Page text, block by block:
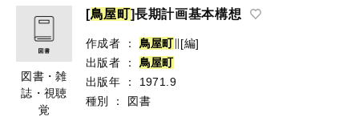
図書・雑
誌・視聴
覚
[鳥屋町]長期計画基本構想
作成者 ： 鳥屋町∥[編]
出版者
： 鳥屋町
出版年
：
1971.9
種別
： 図書